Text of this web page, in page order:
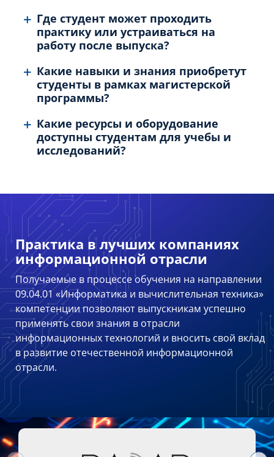
Где студент может проходить
практику или устраиваться на
работу после выпуска?
Какие навыки и знания приобретут
студенты в рамках магистерской
программы?
Какие ресурсы и оборудование
доступны студентам для учебы и
исследований?
Практика в лучших компаниях
информационной отрасли
Получаемые в процессе обучения на направлении
09.04.01 «Информатика и вычислительная техника»
компетенции позволяют выпускникам успешно
применять свои знания в отрасли
информационных технологий и вносить свой вклад
в развитие отечественной информационной
отрасли.